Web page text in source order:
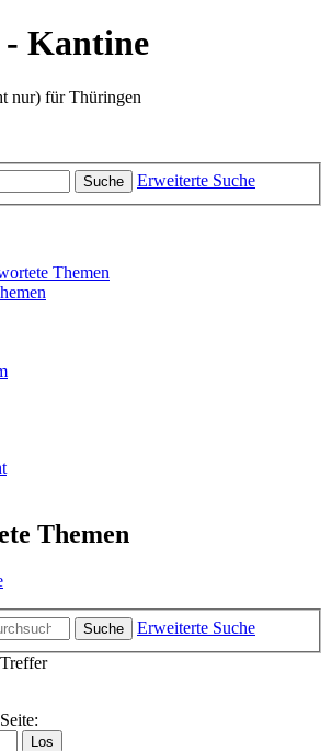
- Kantine
nur) für Thüringen
Suche Erweiterte Suche
Themen
Themen
Suche
Erweiterte Suche